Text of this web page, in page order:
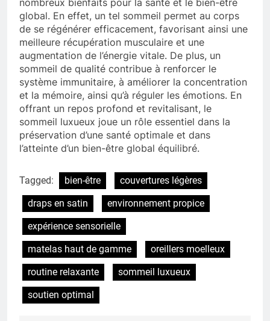
nombreux bienfaits pour la santé et le bien-être
global. En effet, un tel sommeil permet au corps
de se régénérer efficacement, favorisant ainsi une
meilleure récupération musculaire et une
augmentation de l’énergie vitale. De plus, un
sommeil de qualité contribue à renforcer le
système immunitaire, à améliorer la concentration
et la mémoire, ainsi qu’à réguler les émotions. En
offrant un repos profond et revitalisant, le
sommeil luxueux joue un rôle essentiel dans la
préservation d’une santé optimale et dans
l’atteinte d’un bien-être global équilibré.
Tagged: bien-être
couvertures légères
draps en satin
environnement propice
expérience sensorielle
matelas haut de gamme
oreillers moelleux
routine relaxante
sommeil luxueux
soutien optimal